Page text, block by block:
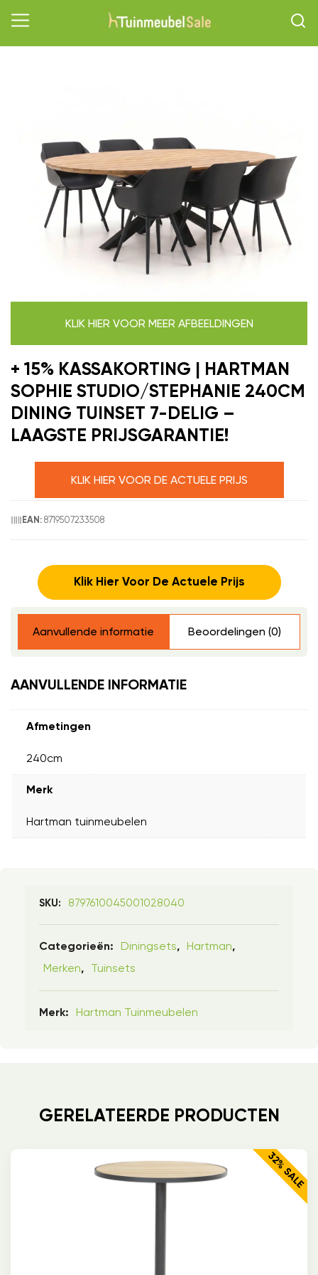
KLIK HIER VOOR MEER AFBEELDINGEN
+ 15% KASSAKORTING | HARTMAN
SOPHIE STUDIO/STEPHANIE 240CM
DINING TUINSET 7-DELIG –
LAAGSTE PRIJSGARANTIE!
KLIK HIER VOOR DE ACTUELE PRIJS
EAN: 8719507233508
Klik Hier Voor De Actuele Prijs
Aanvullende informatie Beoordelingen (0)
AANVULLENDE INFORMATIE
Afmetingen
240cm
Merk
Hartman tuinmeubelen
SKU: 8797610045001028040
Categorieën: Diningsets, Hartman,
Merken, Tuinsets
Merk: Hartman Tuinmeubelen
GERELATEERDE PRODUCTEN
32% SALE